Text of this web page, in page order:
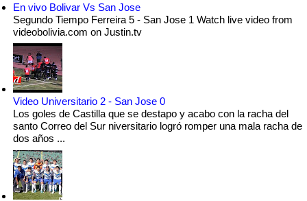
En vivo Bolivar Vs San Jose
Segundo Tiempo Ferreira 5 - San Jose 1 Watch live video from
videobolivia.com on Justin.tv
Video Universitario 2 - San Jose 0
Los goles de Castilla que se destapo y acabo con la racha del
santo Correo del Sur niversitario logró romper una mala racha de
dos años ...